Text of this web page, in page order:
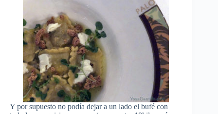
Y por supuesto no podía dejar a un lado el bufé con